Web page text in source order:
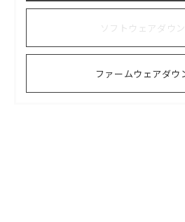
ソフトウェアダウ
ファームウェアダウ